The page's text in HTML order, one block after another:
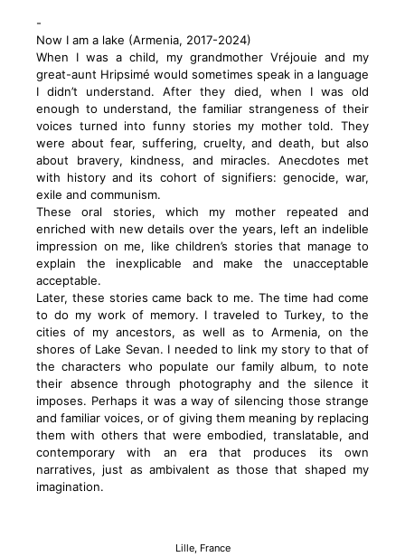
-
Now I am a lake (Armenia, 2017-2024)
When I was a child, my grandmother Vréjouie and my
great-aunt Hripsimé would sometimes speak in a language
I didn’t understand. After they died, when I was old
enough to understand, the familiar strangeness of their
voices turned into funny stories my mother told. They
were about fear, suffering, cruelty, and death, but also
about bravery, kindness, and miracles. Anecdotes met
with history and its cohort of signifiers: genocide, war,
exile and communism.
These oral stories, which my mother repeated and
enriched with new details over the years, left an indelible
impression on me, like children’s stories that manage to
explain the inexplicable and make the unacceptable
acceptable.
Later, these stories came back to me. The time had come
to do my work of memory. I traveled to Turkey, to the
cities of my ancestors, as well as to Armenia, on the
shores of Lake Sevan. I needed to link my story to that of
the characters who populate our family album, to note
their absence through photography and the silence it
imposes. Perhaps it was a way of silencing those strange
and familiar voices, or of giving them meaning by replacing
them with others that were embodied, translatable, and
contemporary with an era that produces its own
narratives, just as ambivalent as those that shaped my
imagination.
Lille, France